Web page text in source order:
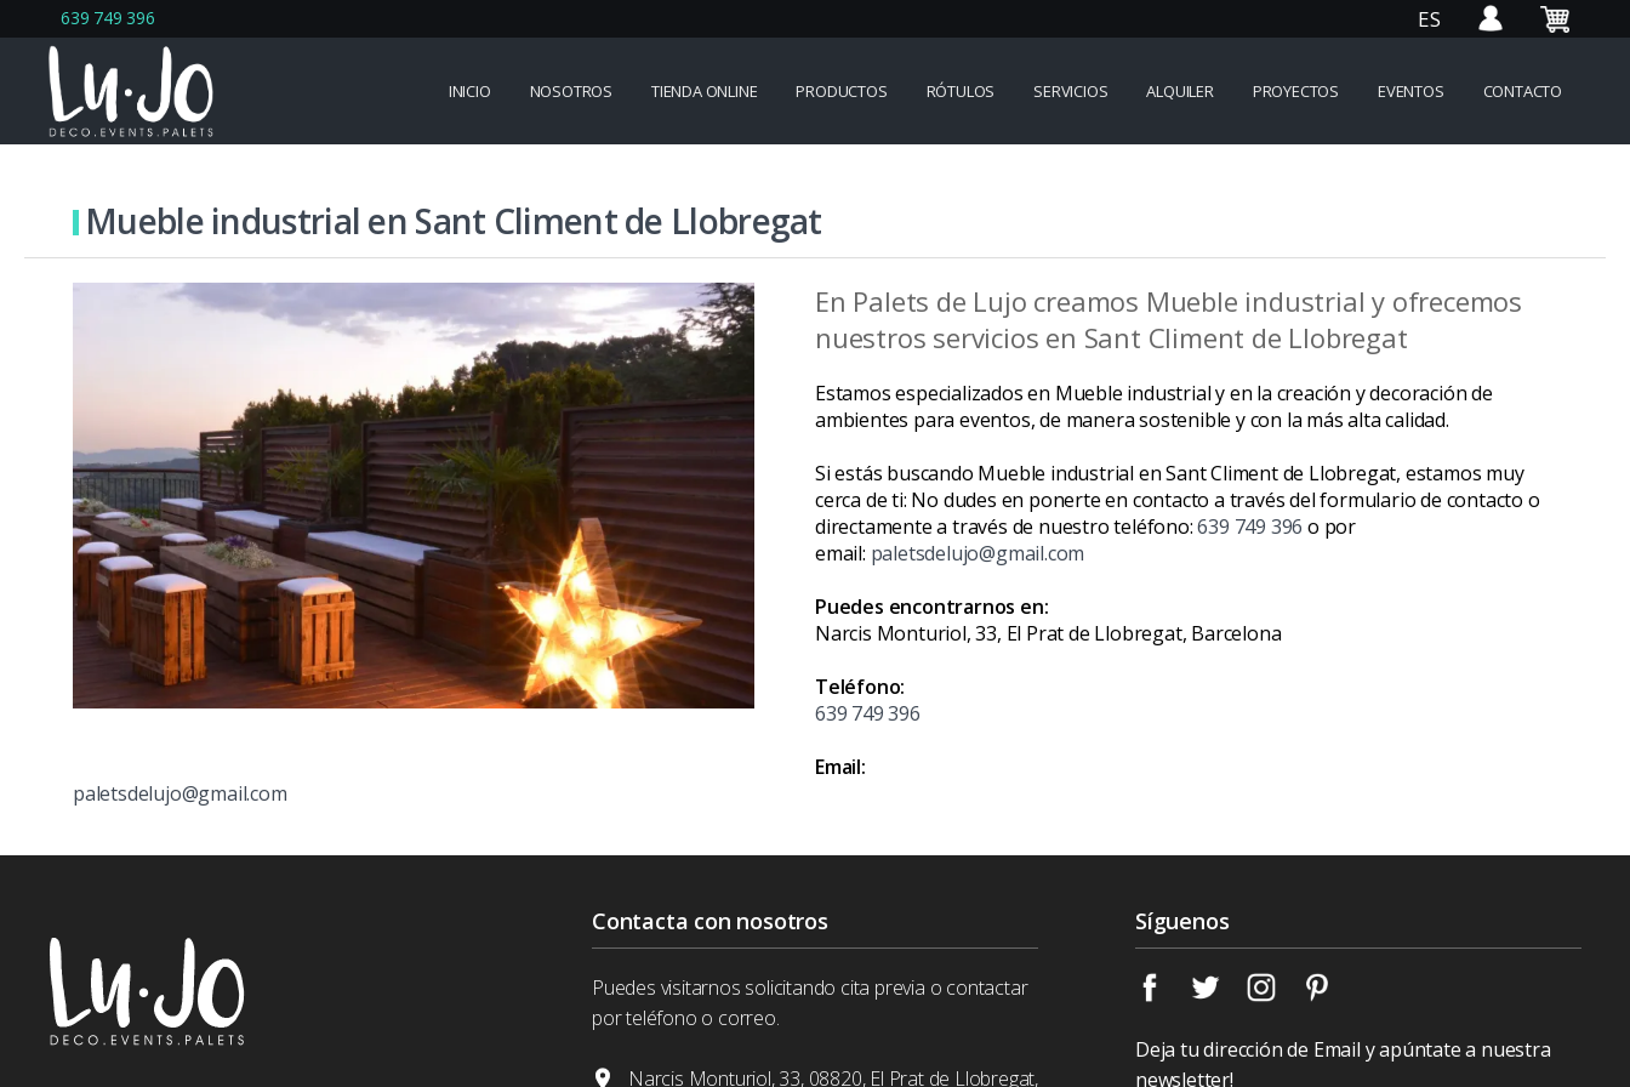
ES
639 749 396
INICIO NOSOTROS TIENDA ONLINE PRODUCTOS RÓTULOS SERVICIOS ALQUILER PROYECTOS EVENTOS CONTACTO
Mueble industrial en Sant Climent de Llobregat
En Palets de Lujo creamos Mueble industrial y ofrecemos
nuestros servicios en Sant Climent de Llobregat
Estamos especializados en Mueble industrial y en la creación y decoración de
ambientes para eventos, de manera sostenible y con la más alta calidad.
Si estás buscando Mueble industrial en Sant Climent de Llobregat, estamos muy
cerca de ti: No dudes en ponerte en contacto a través del formulario de contacto o
directamente a través de nuestro teléfono:639 749 396 o por
email: paletsdelujo@gmail.com
Puedes encontrarnos en:
Narcis Monturiol, 33, El Prat de Llobregat, Barcelona
Teléfono:
639 749 396
Email:
paletsdelujo@gmail.com
Contacta con nosotros
Puedes visitarnos solicitando cita previa o contactar
por teléfono o correo.
Narcis Monturiol, 33, 08820, El Prat de Llobregat,
Síguenos
Deja tu dirección de Email y apúntate a nuestra
newsletter!